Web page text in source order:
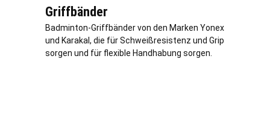
Griffbänder
Badminton-Griffbänder von den Marken Yonex
und Karakal, die für Schweißresistenz und Grip
sorgen und für flexible Handhabung sorgen.